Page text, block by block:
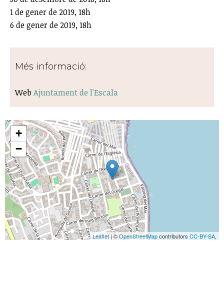
1 de gener de 2019, 18h
6 de gener de 2019, 18h
Més informació:
Web Ajuntament de l'Escala
+
−
Leaflet | ©OpenStreetMapcontributors CC-BY-SA,